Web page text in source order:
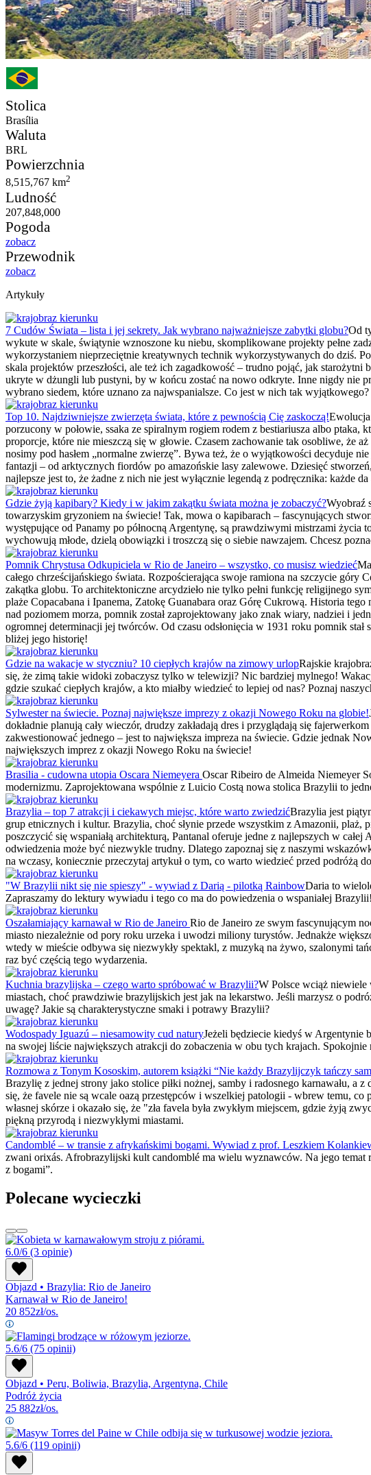
Stolica
Brasília
Waluta
BRL
Powierzchnia
8,515,767 km2
Ludność
207,848,000
Pogoda
zobacz
Przewodnik
zobacz
Artykuły
7 Cudów Świata – lista i jej sekrety. Jak wybrano najważniejsze zabytki globu?Od
wykute w skale, świątynie wznoszone ku niebu, skomplikowane projekty pełne
wykorzystaniem nieprzeciętnie kreatywnych technik wykorzystywanych do dziś.
skala projektów przeszłości, ale też ich zagadkowość – trudno pojąć, jak
ukryte w dżungli lub pustyni, by w końcu zostać na nowo odkryte. Inne nigdy nie
wybrano siedem, które uznano za najwspanialsze. Co jest w nich tak
Top 10. Najdziwniejsze zwierzęta świata, które z pewnością Cię zaskoczą!
porzucony w połowie, ssaka ze spiralnym rogiem rodem z bestiariusza albo
proporcje, które nie mieszczą się w głowie. Czasem zachowanie tak osobliwe, że
nosimy pod hasłem „normalne zwierzę”. Bywa też, że o wyjątkowości decyduje
fantazji – od arktycznych fiordów po amazońskie lasy zalewowe. Dziesięć
najlepsze jest to, że żadne z nich nie jest wyłącznie legendą z podręcznika: każde
Gdzie żyją kapibary? Kiedy i w jakim zakątku świata można je zobaczyć?Wyobraź
towarzyskim gryzoniem na świecie! Tak, mowa o kapibarach – fascynujących
występujące od Panamy po północną Argentynę, są prawdziwymi mistrzami
wychowują młode, dzielą obowiązki i troszczą się o siebie nawzajem. Chcesz
Pomnik Chrystusa Odkupiciela w Rio de Janeiro – wszystko, co musisz wiedzieć
całego chrześcijańskiego świata. Rozpościerająca swoje ramiona na szczycie
zakątka globu. To architektoniczne arcydzieło nie tylko pełni funkcję religijnego
plaże Copacabana i Ipanema, Zatokę Guanabara oraz Górę Cukrową. Historia
nad poziomem morza, pomnik został zaprojektowany jako znak wiary, nadziei i
ogromnej determinacji jej twórców. Od czasu odsłonięcia w 1931 roku pomnik
bliżej jego historię!
Gdzie na wakacje w styczniu? 10 ciepłych krajów na zimowy urlopRajskie
się, że zimą takie widoki zobaczysz tylko w telewizji? Nic bardziej mylnego!
gdzie szukać ciepłych krajów, a kto miałby wiedzieć to lepiej od nas? Poznaj
Sylwester na świecie. Poznaj największe imprezy z okazji Nowego Roku na globie!
dokładnie planują cały wieczór, drudzy zakładają dres i przyglądają się
zakwestionować jednego – jest to największa impreza na świecie. Gdzie jednak
największych imprez z okazji Nowego Roku na świecie!
Brasilia - cudowna utopia Oscara Niemeyera Oscar Ribeiro de Almeida Niemeyer
modernizmu. Zaprojektowana wspólnie z Luicio Costą nowa stolica Brazylii to
Brazylia – top 7 atrakcji i ciekawych miejsc, które warto zwiedzićBrazylia jest
grup etnicznych i kultur. Brazylia, choć słynie przede wszystkim z Amazonii,
poszczycić się wspaniałą architekturą, Pantanal oferuje jedne z najlepszych w
odwiedzenia może być niezwykle trudny. Dlatego zapoznaj się z naszymi
na wczasy, koniecznie przeczytaj artykuł o tym, co warto wiedzieć przed podróżą
"W Brazylii nikt się nie spieszy" - wywiad z Darią - pilotką RainbowDaria to
Zapraszamy do lektury wywiadu i tego co ma do powiedzenia o wspaniałej Brazylii!
Oszałamiający karnawał w Rio de Janeiro Rio de Janeiro ze swym fascynującym
miasto niezależnie od pory roku urzeka i uwodzi miliony turystów. Jednakże
wtedy w mieście odbywa się niezwykły spektakl, z muzyką na żywo, szalonymi
raz być częścią tego wydarzenia.
Kuchnia brazylijska – czego warto spróbować w Brazylii?W Polsce wciąż niewiele
miastach, choć prawdziwie brazylijskich jest jak na lekarstwo. Jeśli marzysz o
uwagę? Jakie są charakterystyczne smaki i potrawy Brazylii?
Wodospady Iguazú – niesamowity cud naturyJeżeli będziecie kiedyś w Argentynie
na swojej liście największych atrakcji do zobaczenia w obu tych krajach.
Rozmowa z Tonym Kososkim, autorem książki “Nie każdy Brazylijczyk tańczy
Brazylię z jednej strony jako stolice piłki nożnej, samby i radosnego karnawału,
się, że favele nie są wcale oazą przestępców i wszelkiej patologii - wbrew temu,
własnej skórze i okazało się, że "zła favela była zwykłym miejscem, gdzie żyją
piękną przyrodą i niezwykłymi miastami.
Candomblé – w transie z afrykańskimi bogami. Wywiad z prof. Leszkiem
zwani orixás. Afrobrazylijski kult candomblé ma wielu wyznawców. Na jego
z bogami”.
Polecane wycieczki
6.0/6 (3 opinie)
Objazd • Brazylia: Rio de Janeiro
Karnawał w Rio de Janeiro!
20 852zł/os.
5.6/6 (75 opinii)
Objazd • Peru, Boliwia, Brazylia, Argentyna, Chile
Podróż życia
25 882zł/os.
5.6/6 (119 opinii)